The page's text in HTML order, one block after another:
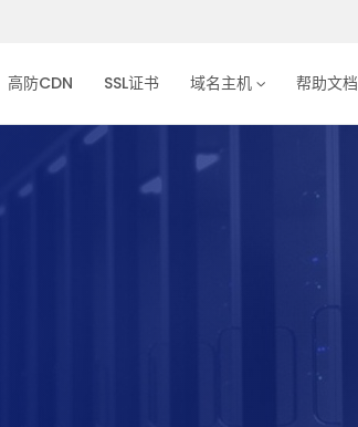
高防CDN SSL证书 域名主机 帮助文档